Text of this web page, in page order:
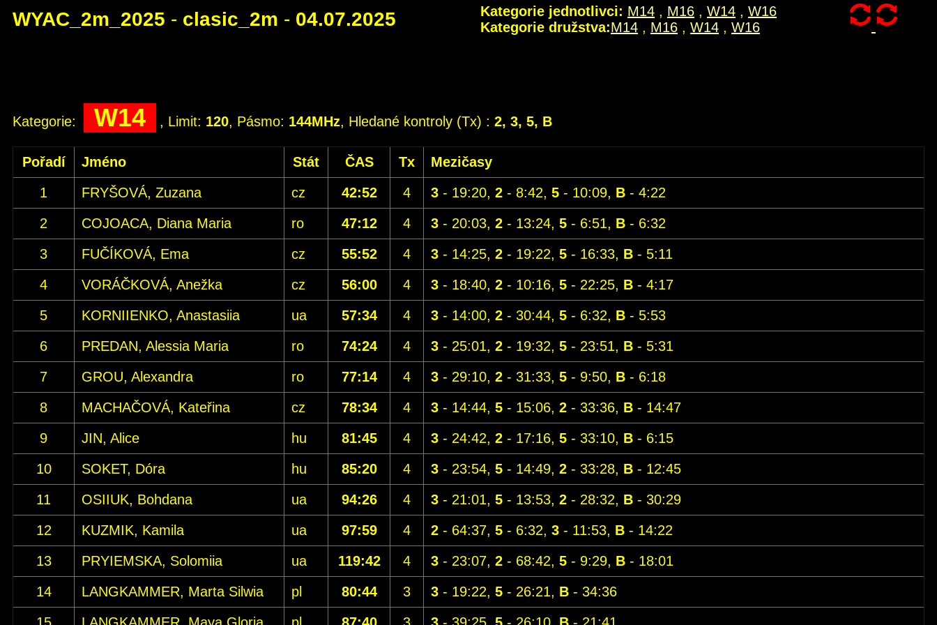
WYAC_2m_2025 - clasic_2m - 04.07.2025 Kategorie jednotlivci: M14 , M16 , W14 , W16
Kategorie družstva:M14 , M16 , W14 , W16
Kategorie: W14 , Limit: 120, Pásmo: 144MHz, Hledané kontroly (Tx) : 2, 3, 5, B
Pořadí Jméno Stát ČAS Tx
Mezičasy
1
FRYŠOVÁ, Zuzana cz 42:52 4 3 - 19:20, 2 - 8:42, 5 - 10:09, B - 4:22
2
COJOACA, Diana Maria ro 47:12 4 3 - 20:03, 2 - 13:24, 5 - 6:51, B - 6:32
3
FUČÍKOVÁ, Ema cz 55:52 4 3 - 14:25, 2 - 19:22, 5 - 16:33, B - 5:11
4
VORÁČKOVÁ, Anežka cz 56:00 4 3 - 18:40, 2 - 10:16, 5 - 22:25, B - 4:17
5
KORNIIENKO, Anastasiia ua 57:34 4 3 - 14:00, 2 - 30:44, 5 - 6:32, B - 5:53
6
PREDAN, Alessia Maria ro 74:24 4 3 - 25:01, 2 - 19:32, 5 - 23:51, B - 5:31
7
GROU, Alexandra ro 77:14 4 3 - 29:10, 2 - 31:33, 5 - 9:50, B - 6:18
8
MACHAČOVÁ, Kateřina cz 78:34 4 3 - 14:44, 5 - 15:06, 2 - 33:36, B - 14:47
9
JIN, Alice hu 81:45 4 3 - 24:42, 2 - 17:16, 5 - 33:10, B - 6:15
10
SOKET, Dóra hu 85:20 4 3 - 23:54, 5 - 14:49, 2 - 33:28, B - 12:45
11
OSIIUK, Bohdana ua 94:26 4 3 - 21:01, 5 - 13:53, 2 - 28:32, B - 30:29
12
KUZMIK, Kamila ua 97:59 4 2 - 64:37, 5 - 6:32, 3 - 11:53, B - 14:22
13
PRYIEMSKA, Solomiia ua 119:42 4 3 - 23:07, 2 - 68:42, 5 - 9:29, B - 18:01
14
LANGKAMMER, Marta Silwia pl 80:44 3 3 - 19:22, 5 - 26:21, B - 34:36